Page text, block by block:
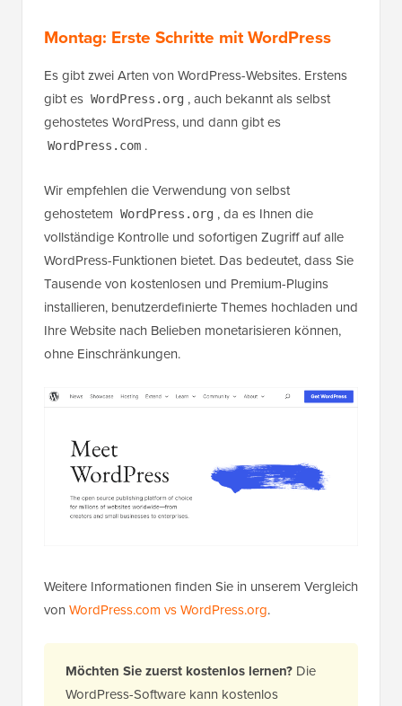
Montag: Erste Schritte mit WordPress
Es gibt zwei Arten von WordPress-Websites. Erstens
gibt es WordPress.org , auch bekannt als selbst
gehostetes WordPress, und dann gibt es
WordPress.com .
Wir empfehlen die Verwendung von selbst
gehostetem WordPress.org , da es Ihnen die
vollständige Kontrolle und sofortigen Zugriff auf alle
WordPress-Funktionen bietet. Das bedeutet, dass Sie
Tausende von kostenlosen und Premium-Plugins
installieren, benutzerdefinierte Themes hochladen und
Ihre Website nach Belieben monetarisieren können,
ohne Einschränkungen.
Weitere Informationen finden Sie in unserem Vergleich
von WordPress.com vs WordPress.org.
Möchten Sie zuerst kostenlos lernen? Die
WordPress-Software kann kostenlos